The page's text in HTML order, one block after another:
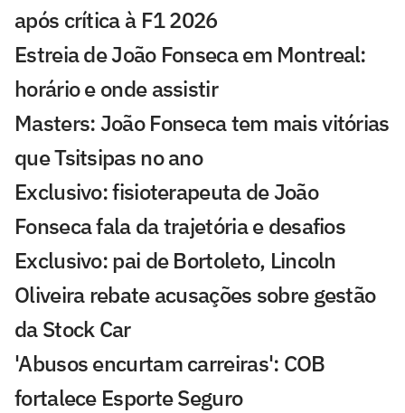
após crítica à F1 2026
Estreia de João Fonseca em Montreal:
horário e onde assistir
Masters: João Fonseca tem mais vitórias
que Tsitsipas no ano
Exclusivo: fisioterapeuta de João
Fonseca fala da trajetória e desafios
Exclusivo: pai de Bortoleto, Lincoln
Oliveira rebate acusações sobre gestão
da Stock Car
'Abusos encurtam carreiras': COB
fortalece Esporte Seguro